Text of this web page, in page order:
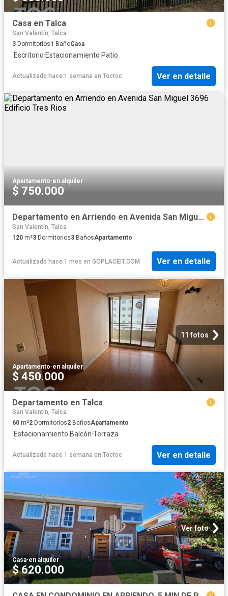
Casa en Talca
San Valentín, Talca
3 Dormitorios1 BañoCasa
·Escritorio·Estacionamiento·Patio
Actualizado hace 1 semana en Toctoc Ver en detalle
Apartamento·en alquiler
$ 750.000
Departamento en Arriendo en Avenida San Miguel 3696 Edificio Tres Rios
San Valentín, Talca
120 m²3 Dormitorios3 BañosApartamento
Actualizado hace 1 mes en GOPLACEIT.COM Ver en detalle
11 fotos
Apartamento·en alquiler
$ 450.000
Departamento en Talca
San Valentín, Talca
60 m²2 Dormitorios2 BañosApartamento
·Estacionamiento·Balcón·Terraza
Actualizado hace 1 semana en Toctoc Ver en detalle
Ver foto
Casa·en alquiler
$ 620.000